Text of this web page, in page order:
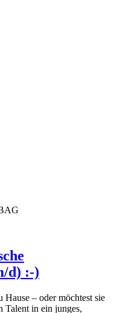
d) :-)
– oder möchtest sie
Talent in ein junges,